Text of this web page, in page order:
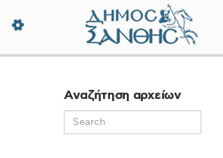
Δήμος Ξάνθης -
Αναζήτηση αρχείων